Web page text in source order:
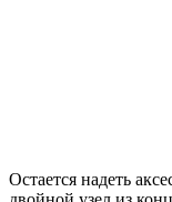
Остается надеть